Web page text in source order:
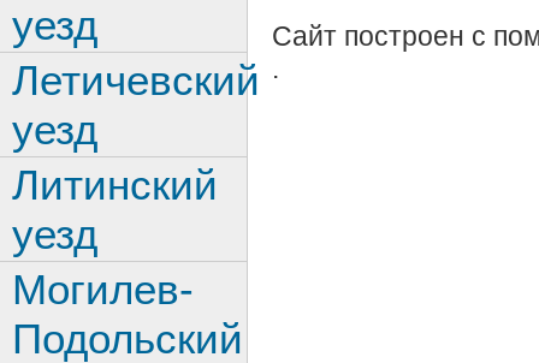
Сайт построен с
.
уезд
Летичевский
уезд
Литинский
уезд
Могилев-
Подольский